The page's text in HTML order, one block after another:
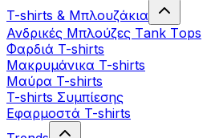
T-shirts & Μπλουζάκια
Ανδρικές Mπλούζες Τank Τops
Φαρδιά T-shirts
Μακρυμάνικα T-shirts
Μαύρα T-shirts
T-shirts Συμπίεσης
Εφαρμοστά T-shirts